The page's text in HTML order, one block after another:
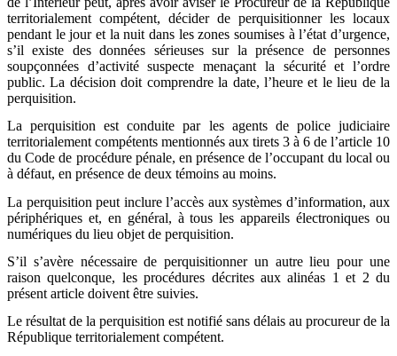
territorialement compétent, décider de perquisitionner les locaux
pendant le jour et la nuit dans les zones soumises à l’état d’urgence,
s’il existe des données sérieuses sur la présence de personnes
soupçonnées d’activité suspecte menaçant la sécurité et l’ordre
public. La décision doit comprendre la date, l’heure et le lieu de la
perquisition.
La perquisition est conduite par les agents de police judiciaire
territorialement compétents mentionnés aux tirets 3 à 6 de l’article 10
du Code de procédure pénale, en présence de l’occupant du local ou
à défaut, en présence de deux témoins au moins.
La perquisition peut inclure l’accès aux systèmes d’information, aux
périphériques et, en général, à tous les appareils électroniques ou
numériques du lieu objet de perquisition.
S’il s’avère nécessaire de perquisitionner un autre lieu pour une
raison quelconque, les procédures décrites aux alinéas 1 et 2 du
présent article doivent être suivies.
Le résultat de la perquisition est notifié sans délais au procureur de la
République territorialement compétent.